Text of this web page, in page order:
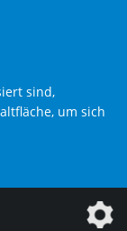
sind,
um sich